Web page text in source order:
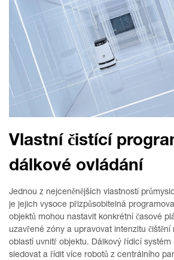
Vlastní čistící
dálkové ovládání
Jednou z nejceněnějších vlastností
je jejich vysoce přizpůsobitelná
objektů mohou nastavit konkrétní časové
uzavřené zóny a upravovat intenzitu čištění
oblastí uvnitř objektu. Dálkový řídicí systém
sledovat a řídit více robotů z centrálního